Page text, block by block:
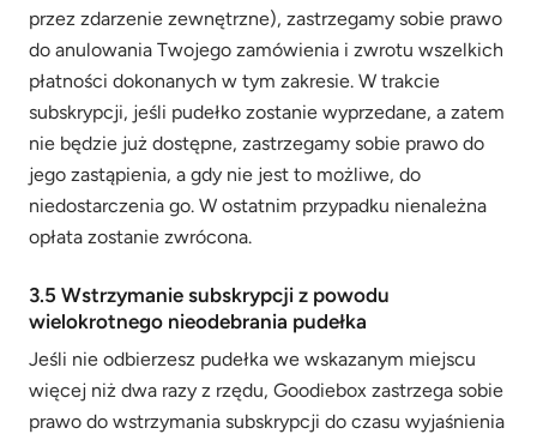
przez zdarzenie zewnętrzne), zastrzegamy sobie prawo
do anulowania Twojego zamówienia i zwrotu wszelkich
płatności dokonanych w tym zakresie. W trakcie
subskrypcji, jeśli pudełko zostanie wyprzedane, a zatem
nie będzie już dostępne, zastrzegamy sobie prawo do
jego zastąpienia, a gdy nie jest to możliwe, do
niedostarczenia go. W ostatnim przypadku nienależna
opłata zostanie zwrócona.
3.5 Wstrzymanie subskrypcji z powodu
wielokrotnego nieodebrania pudełka
Jeśli nie odbierzesz pudełka we wskazanym miejscu
więcej niż dwa razy z rzędu, Goodiebox zastrzega sobie
prawo do wstrzymania subskrypcji do czasu wyjaśnienia